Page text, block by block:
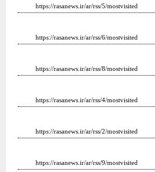
https://rasanews.ir/ar/rss/5/mostvisited
https://rasanews.ir/ar/rss/6/mostvisited
https://rasanews.ir/ar/rss/8/mostvisited
https://rasanews.ir/ar/rss/4/mostvisited
https://rasanews.ir/ar/rss/2/mostvisited
https://rasanews.ir/ar/rss/9/mostvisited